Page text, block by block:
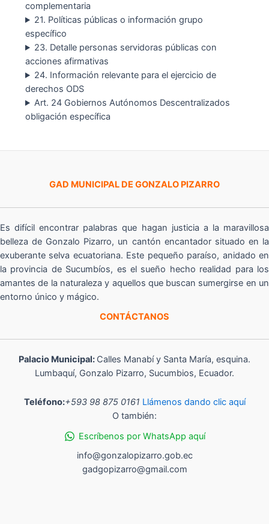
complementaria
21. Políticas públicas o información grupo
específico
23. Detalle personas servidoras públicas con
acciones afirmativas
24. Información relevante para el ejercicio de
derechos ODS
Art. 24 Gobiernos Autónomos Descentralizados
obligación específica
GAD MUNICIPAL DE GONZALO PIZARRO
Es difícil encontrar palabras que hagan justicia a la maravillosa
belleza de Gonzalo Pizarro, un cantón encantador situado en la
exuberante selva ecuatoriana. Este pequeño paraíso, anidado en
la provincia de Sucumbíos, es el sueño hecho realidad para los
amantes de la naturaleza y aquellos que buscan sumergirse en un
entorno único y mágico.
CONTÁCTANOS
Palacio Municipal: Calles Manabí y Santa María, esquina.
Lumbaquí, Gonzalo Pizarro, Sucumbios, Ecuador.
Teléfono:+593 98 875 0161 Llámenos dando clic aquí
O también:
Escríbenos por WhatsApp aquí
info@gonzalopizarro.gob.ec
gadgopizarro@gmail.com